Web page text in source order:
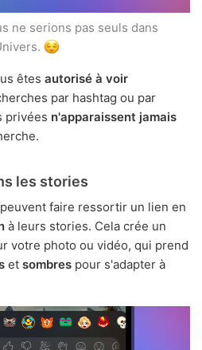
ne serions pas seuls dans
êtes autorisé à voir
par hashtag ou par
privées n'apparaissent jamais
les stories
faire ressortir un lien en
à leurs stories. Cela crée un
votre photo ou vidéo, qui prend
et sombres pour s'adapter à